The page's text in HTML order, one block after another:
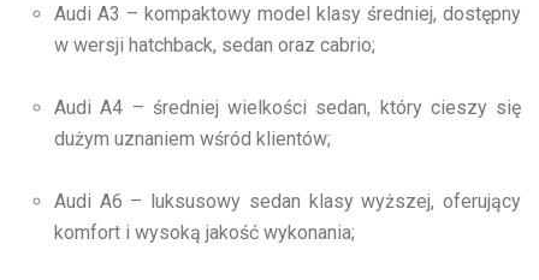
Audi A3 – kompaktowy model klasy średniej, dostępny
w wersji hatchback, sedan oraz cabrio;
Audi A4 – średniej wielkości sedan, który cieszy się
dużym uznaniem wśród klientów;
Audi A6 – luksusowy sedan klasy wyższej, oferujący
komfort i wysoką jakość wykonania;